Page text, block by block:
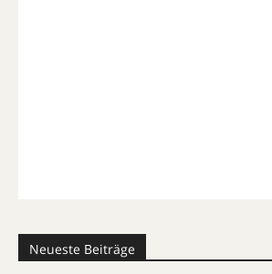
Neueste Beiträge